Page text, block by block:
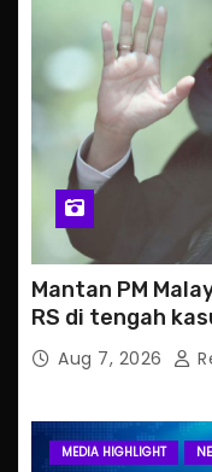
Mantan PM
RS di tengah
Aug 7, 2026
MEDIA HIGHLIGHT